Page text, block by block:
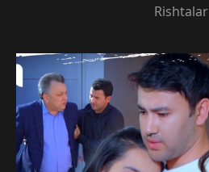
Rishtalar